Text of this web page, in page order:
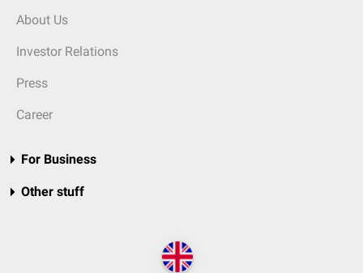
About Us
Investor Relations
Press
Career
For Business
Other stuff